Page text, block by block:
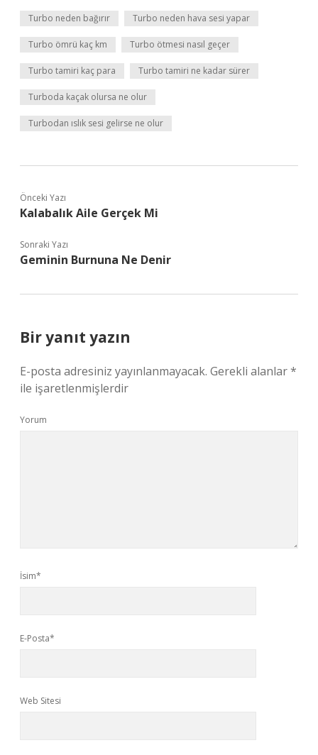
Turbo neden bağırır Turbo neden hava sesi yapar
Turbo ömrü kaç km Turbo ötmesi nasıl geçer
Turbo tamiri kaç para Turbo tamiri ne kadar sürer
Turboda kaçak olursa ne olur
Turbodan ıslık sesi gelirse ne olur
Önceki Yazı
Kalabalık Aile Gerçek Mi
Sonraki Yazı
Geminin Burnuna Ne Denir
Bir yanıt yazın
E-posta adresiniz yayınlanmayacak. Gerekli alanlar*
ile işaretlenmişlerdir
Yorum
İsim*
E-Posta*
Web Sitesi